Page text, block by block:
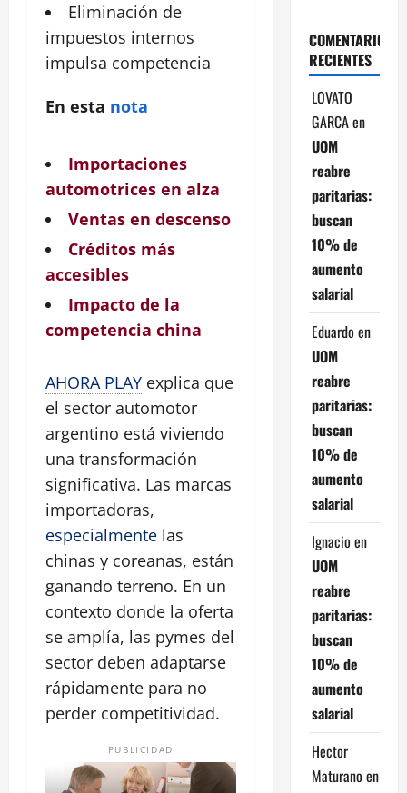
Eliminación de
impuestos internos
impulsa competencia
En esta nota
Importaciones
automotrices en alza
Ventas en descenso
Créditos más
accesibles
Impacto de la
competencia china
AHORA PLAY explica que
el sector automotor
argentino está viviendo
una transformación
significativa. Las marcas
importadoras,
especialmente las
chinas y coreanas, están
ganando terreno. En un
contexto donde la oferta
se amplía, las pymes del
sector deben adaptarse
rápidamente para no
perder competitividad.
PUBLICIDAD
COMENTARIOS
RECIENTES
LOVATO
GARCAen
UOM
reabre
paritarias:
buscan
10% de
aumento
salarial
Eduardo en
UOM
reabre
paritarias:
buscan
10% de
aumento
salarial
Ignacio en
UOM
reabre
paritarias:
buscan
10% de
aumento
salarial
Hector
Maturano en